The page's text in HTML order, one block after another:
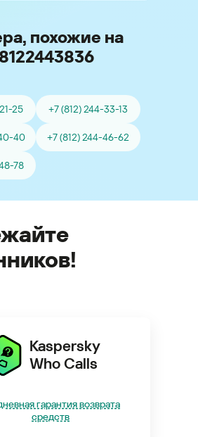
похожие на
25 +7 (812) 244-33-13
40 +7 (812) 244-46-62
78
Kaspersky
Who Calls
гарантия возврата
средств